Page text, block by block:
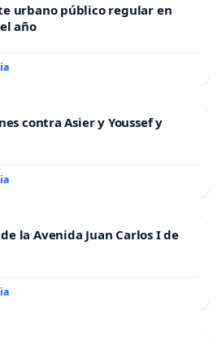
urbano público regular en
año
contra Asier y Youssef y
la Avenida Juan Carlos I de